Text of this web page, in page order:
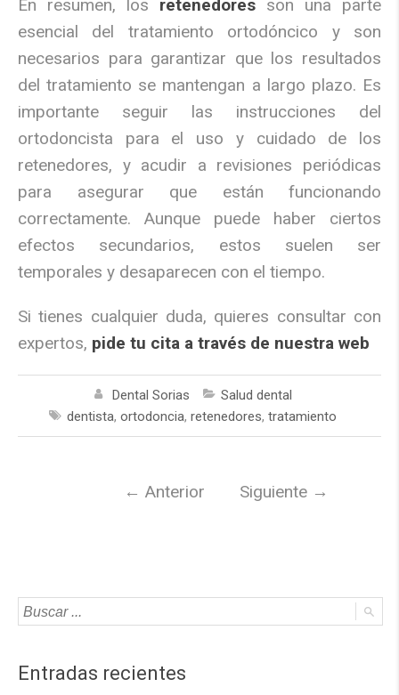
En resumen, los retenedores son una parte
esencial del tratamiento ortodóncico y son
necesarios para garantizar que los resultados
del tratamiento se mantengan a largo plazo. Es
importante seguir las instrucciones del
ortodoncista para el uso y cuidado de los
retenedores, y acudir a revisiones periódicas
para asegurar que están funcionando
correctamente. Aunque puede haber ciertos
efectos secundarios, estos suelen ser
temporales y desaparecen con el tiempo.
Si tienes cualquier duda, quieres consultar con
expertos, pide tu cita a través de nuestra web
Dental Sorias
Salud dental
dentista, ortodoncia, retenedores, tratamiento
← Anterior Siguiente →
Entradas recientes